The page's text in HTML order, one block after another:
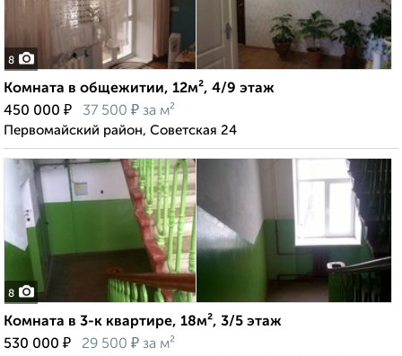
8
Комната в общежитии, 12м², 4/9 этаж
450 000 ₽ 37 500 ₽ за м²
Первомайский район, Советская 24
8
Комната в 3-к квартире, 18м², 3/5 этаж
530 000 ₽ 29 500 ₽ за м²